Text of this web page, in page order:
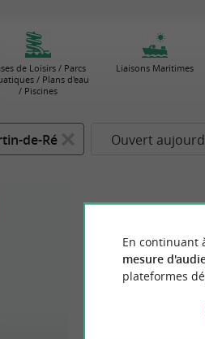
de Loisirs / Parcs
/ Plans d'eau
/ Piscines
Liaisons Maritimes
de-Ré Ouvert
En continuant
mesure
plateformes